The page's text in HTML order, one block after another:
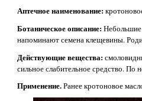
Аптечное наименование:
Ботаническое описание:Небольшие
напоминают семена клещевины.
Действующие вещества:
сильное слабительное средство.
Применение.Ранее кротоновое